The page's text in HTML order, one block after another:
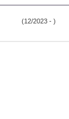
(12/2023 - )